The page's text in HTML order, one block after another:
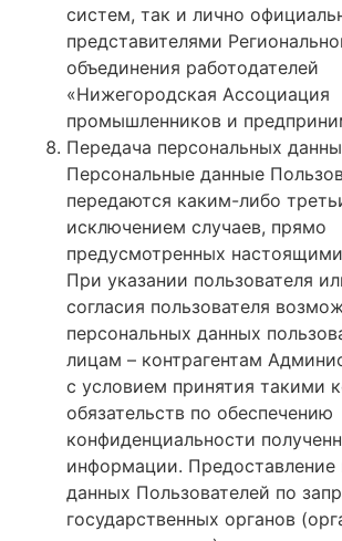
систем, так и лично
представителями
объединения работодателей
«Нижегородская Ассоциация
промышленников и
Передача персональных
Персональные данные
передаются каким-либо
исключением случаев, прямо
предусмотренных
При указании пользователя
согласия пользователя
персональных данных
лицам – контрагентам
с условием принятия такими
обязательств по обеспечению
конфиденциальности
информации. Предоставление
данных Пользователей по
государственных органов